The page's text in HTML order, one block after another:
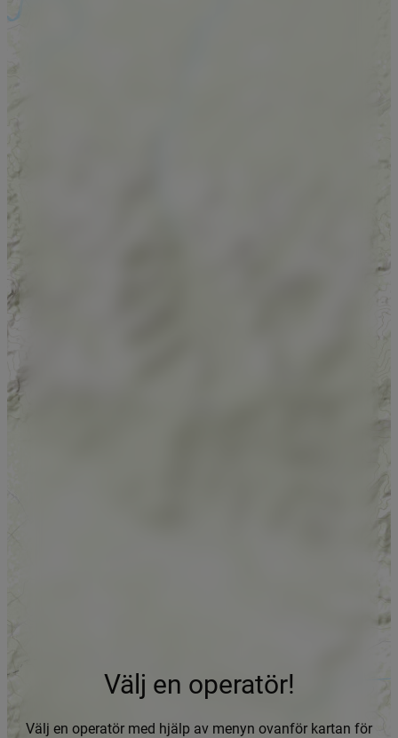
Välj en operatör!
Välj en operatör med hjälp av menyn ovanför kartan för